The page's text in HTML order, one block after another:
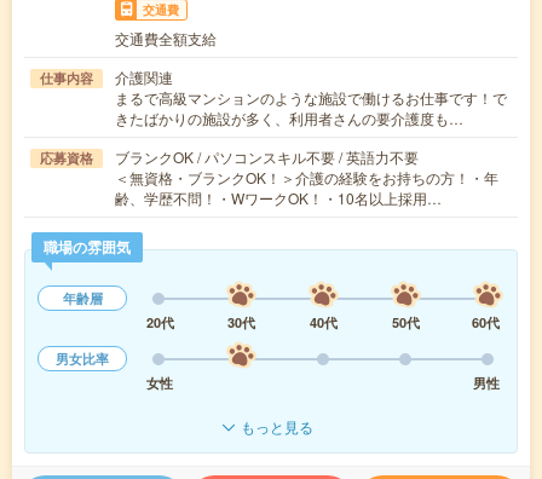
交通費
交通費全額支給
仕事内容
介護関連
まるで高級マンションのような施設で働けるお仕事です！で
きたばかりの施設が多く、利用者さんの要介護度も…
応募資格
ブランクOK / パソコンスキル不要 / 英語力不要
＜無資格・ブランクOK！＞介護の経験をお持ちの方！・年
齢、学歴不問！・WワークOK！・10名以上採用…
職場の雰囲気
年齢層
20代
30代 40代 50代
60代
男女比率
女性
男性
もっと見る